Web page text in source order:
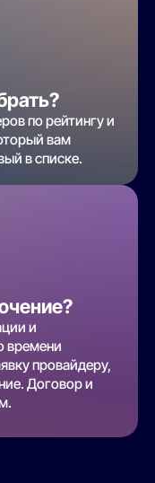
по рейтингу и
вам
в списке.
и
времени
провайдеру,
Договор и